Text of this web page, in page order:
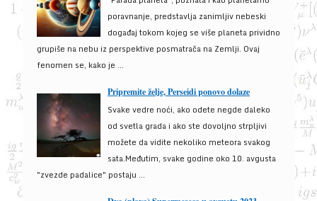
poravnanje, predstavlja zanimljiv nebeski
događaj tokom kojeg se više planeta prividno
grupiše na nebu iz perspektive posmatrača na Zemlji. Ovaj
fenomen se, kako je ...
Pripremite želje, Perseidi ponovo dolaze
Svake vedre noći, ako odete negde daleko
od svetla grada i ako ste dovoljno strpljivi
možete da vidite nekoliko meteora svakog
sata.Međutim, svake godine oko 10. avgusta
"zvezde padalice" postaju ...